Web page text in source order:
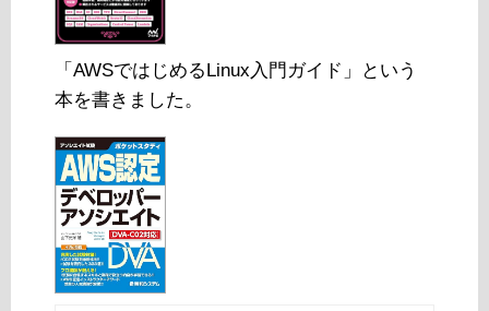
「AWSではじめるLinux入門ガイド」という
本を書きました。